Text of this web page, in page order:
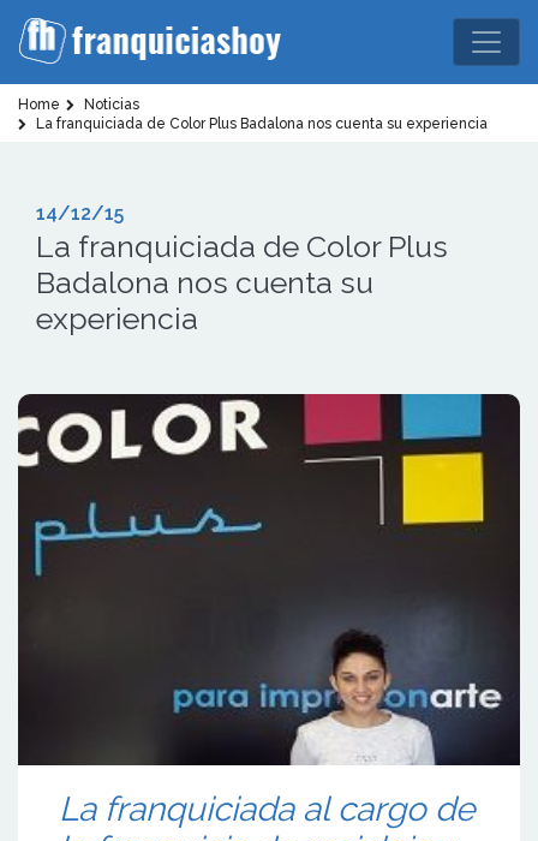
Home
Noticias
La franquiciada de Color Plus Badalona nos cuenta su experiencia
14/12/15
La franquiciada de Color Plus
Badalona nos cuenta su
experiencia
La franquiciada al cargo de